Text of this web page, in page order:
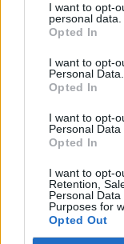
I want to opt-
personal data.
Opted In
I want to opt-
Personal Data.
Opted In
I want to opt-
Personal Data
Opted In
I want to opt-
Retention,
Personal
Purposes for
Opted Out